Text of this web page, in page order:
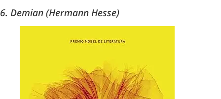
6. Demian (Hermann Hesse)